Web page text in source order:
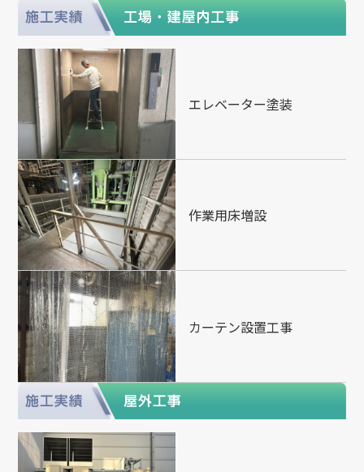
エレベーター塗装
作業用床増設
カーテン設置工事